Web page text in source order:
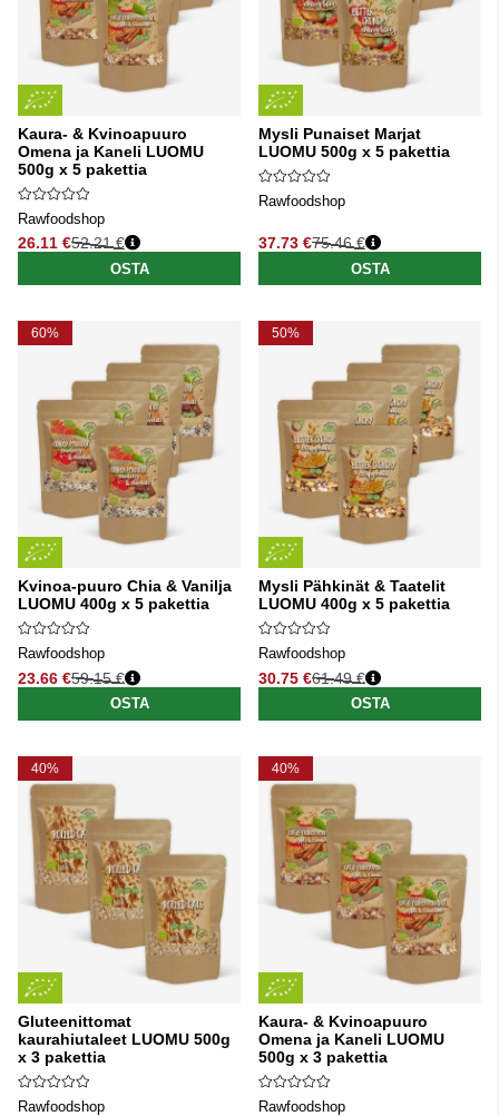
Kaura- & Kvinoapuuro
Omena ja Kaneli LUOMU
500g x 5 pakettia
Rawfoodshop
26.11 €
Normaali hinta
52.21 €
OSTA
Mysli Punaiset Marjat
LUOMU 500g x 5 pakettia
Rawfoodshop
37.73 €
Normaali hinta
75.46 €
OSTA
60%
Kvinoa-puuro Chia & Vanilja
LUOMU 400g x 5 pakettia
Rawfoodshop
23.66 €
Normaali hinta
59.15 €
OSTA
50%
Mysli Pähkinät & Taatelit
LUOMU 400g x 5 pakettia
Rawfoodshop
30.75 €
Normaali hinta
61.49 €
OSTA
40%
Gluteenittomat
kaurahiutaleet LUOMU 500g
x 3 pakettia
Rawfoodshop
40%
Kaura- & Kvinoapuuro
Omena ja Kaneli LUOMU
500g x 3 pakettia
Rawfoodshop